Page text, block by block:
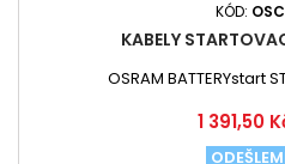
KÓD:
KABELY
OSRAM BATTERYstart
Cena
1 391,50